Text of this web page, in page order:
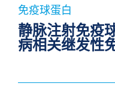
免疫球蛋白
静脉注射免疫
病相关继发性